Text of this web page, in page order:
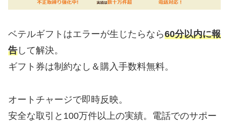
ベテルギフトはエラーが生じたらなら60分以内に報
告 して解決。
ギフト券は制約なし＆購入手数料無料。
オートチャージで即時反映。
安全な取引と100万件以上の実績。電話でのサポー